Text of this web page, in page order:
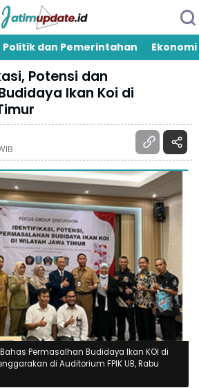
Politik dan Pemerintahan Ekonomi
Potensi dan
Ikan Koi di
Permasalhan Budidaya Ikan KOI di
di Auditorium FPIK UB, Rabu